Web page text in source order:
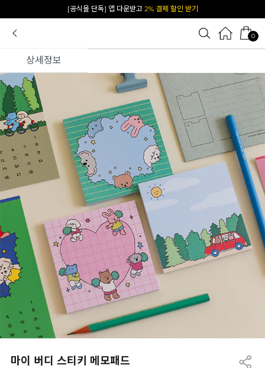
[공식몰 단독] 앱 다운받고 2% 결제 할인 받기
0
상세정보
마이 버디 스티키 메모패드